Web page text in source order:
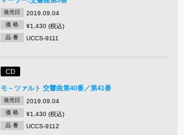
発売日 2019.09.04
価 格 ¥1,430 (税込)
品 番 UCCS-9111
CD
モ－ツァルト 交響曲第40番／第41番
発売日 2019.09.04
価 格 ¥1,430 (税込)
品 番 UCCS-9112